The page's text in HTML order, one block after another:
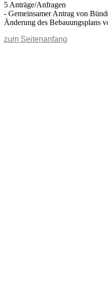
5 Anträge/Anfragen
- Gemeinsamer Antrag von
Änderung des Bebauungsplans
zum Seitenanfang